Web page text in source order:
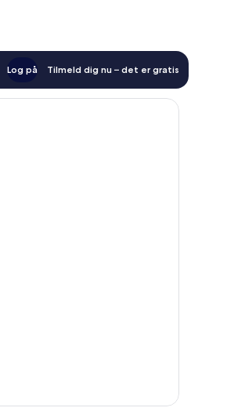
Log på Tilmeld dig nu – det er gratis